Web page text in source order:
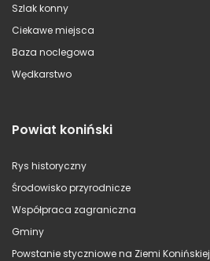
Szlak konny
Ciekawe miejsca
Baza noclegowa
Wędkarstwo
Powiat koniński
Rys historyczny
Środowisko przyrodnicze
Współpraca zagraniczna
Gminy
Powstanie styczniowe na Ziemi Konińskiej